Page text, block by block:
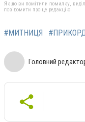
Якщо ви помітили помилку,
повідомити про це редакцію
#МИТНИЦЯ
Головний